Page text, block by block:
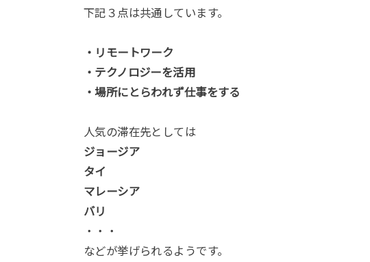
下記３点は共通しています。
・リモートワーク
・テクノロジーを活用
・場所にとらわれず仕事をする
人気の滞在先としては
ジョージア
タイ
マレーシア
バリ
・・・
などが挙げられるようです。